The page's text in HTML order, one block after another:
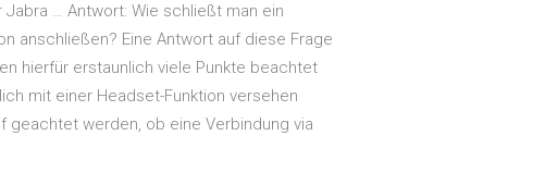
… Antwort: Wie schließt man ein
anschließen? Eine Antwort auf diese Frage
hierfür erstaunlich viele Punkte beachtet
mit einer Headset-Funktion versehen
werden, ob eine Verbindung via